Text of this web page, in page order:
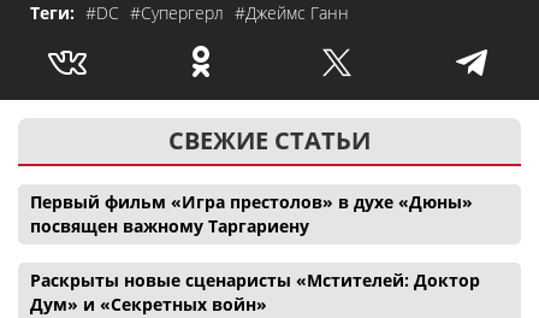
Теги: #DC #Супергерл #Джеймс Ганн
СВЕЖИЕ СТАТЬИ
Первый фильм «Игра престолов» в духе «Дюны»
посвящен важному Таргариену
Раскрыты новые сценаристы «Мстителей: Доктор
Дум» и «Секретных войн»